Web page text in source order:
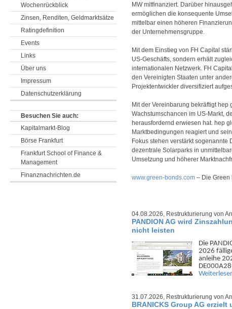
MW mitfinanziert. Darüber
ermöglichen die konsequente
mittelbar einen höheren
der Unternehmensgruppe.
Mit dem Einstieg von FH Capital
US-Geschäfts, sondern erhält
internationalen Netzwerk. FH
den Vereinigten Staaten unter
Projektentwickler diversifiziert
Mit der Vereinbarung bekräftigt
Wachstumschancen im US-Markt,
herausfordernd erwiesen hat. hep
Marktbedingungen reagiert und
Fokus stehen verstärkt
dezentrale Solarparks in
Umsetzung und höherer
www.green-bonds.com – Die Green
04.08.2026, Restrukturierung von
PANDION AG wird
nicht leisten
Die
2026
anleihe
31.07.2026, Restrukturierung von
BRANICKS Group AG erzielt
Wochenrückblick
Zinsen, Renditen, Geldmarktsätze
Ratingdefinition
Events
Links
Über uns
Impressum
Datenschutzerklärung
Besuchen Sie auch:
Kapitalmarkt-Blog
Börse Frankfurt
Frankfurt School of Finance &
Management
Finanznachrichten.de